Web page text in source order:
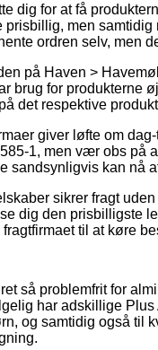
dig for at få
prisbillig, men
ordren selv, men
på Haven >
brug for produkterne
det respektive
giver løfte om
1, men vær obs på
sandsynligvis kan nå
sikrer fragt
dig den prisbilligste
til at køre
så problemfrit for
har adskillige
og samtidig også til